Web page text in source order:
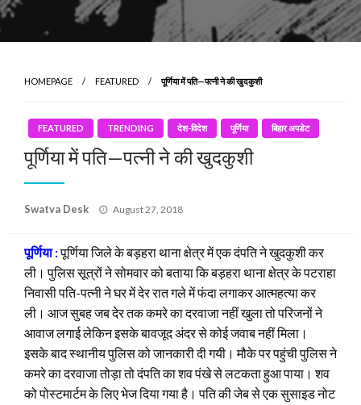
HOMEPAGE FEATURED पूर्णिया में पति—पत्नी ने की खुदकुशी
FEATURED TRENDING देश-विदेश पूर्णिया बिहार अपडेट
पूर्णिया में पति—पत्नी ने की खुदकुशी
Swatva Desk
Posted
August 27, 2018
पूर्णिया :पूर्णिया जिले के बड़हरा थाना क्षेत्र में एक दंपति ने खुदकुशी कर
ली। पुलिस सूत्रों ने सोमवार को बताया कि बड़हरा थाना क्षेत्र के पटराहा
निवासी पति-पत्नी ने घर में देर रात गले में फंदा लगाकर आत्महत्या कर
ली। आज सुबह जब देर तक कमरे का दरवाजा नहीं खुला तो परिजनों ने
आवाज लगाई लेकिन इसके बावजूद अंदर से कोई जवाब नहीं मिला।
इसके बाद स्थानीय पुलिस को जानकारी दी गयी। मौके पर पहुंची पुलिस ने
कमरे का दरवाजा तोड़ा तो दंपति का शव पंखे से लटकता हुआ पाया। शव
को पोस्‍टमार्टम के लिए भेज दिया गया है। पति की जेब से एक सुसाइड नोट